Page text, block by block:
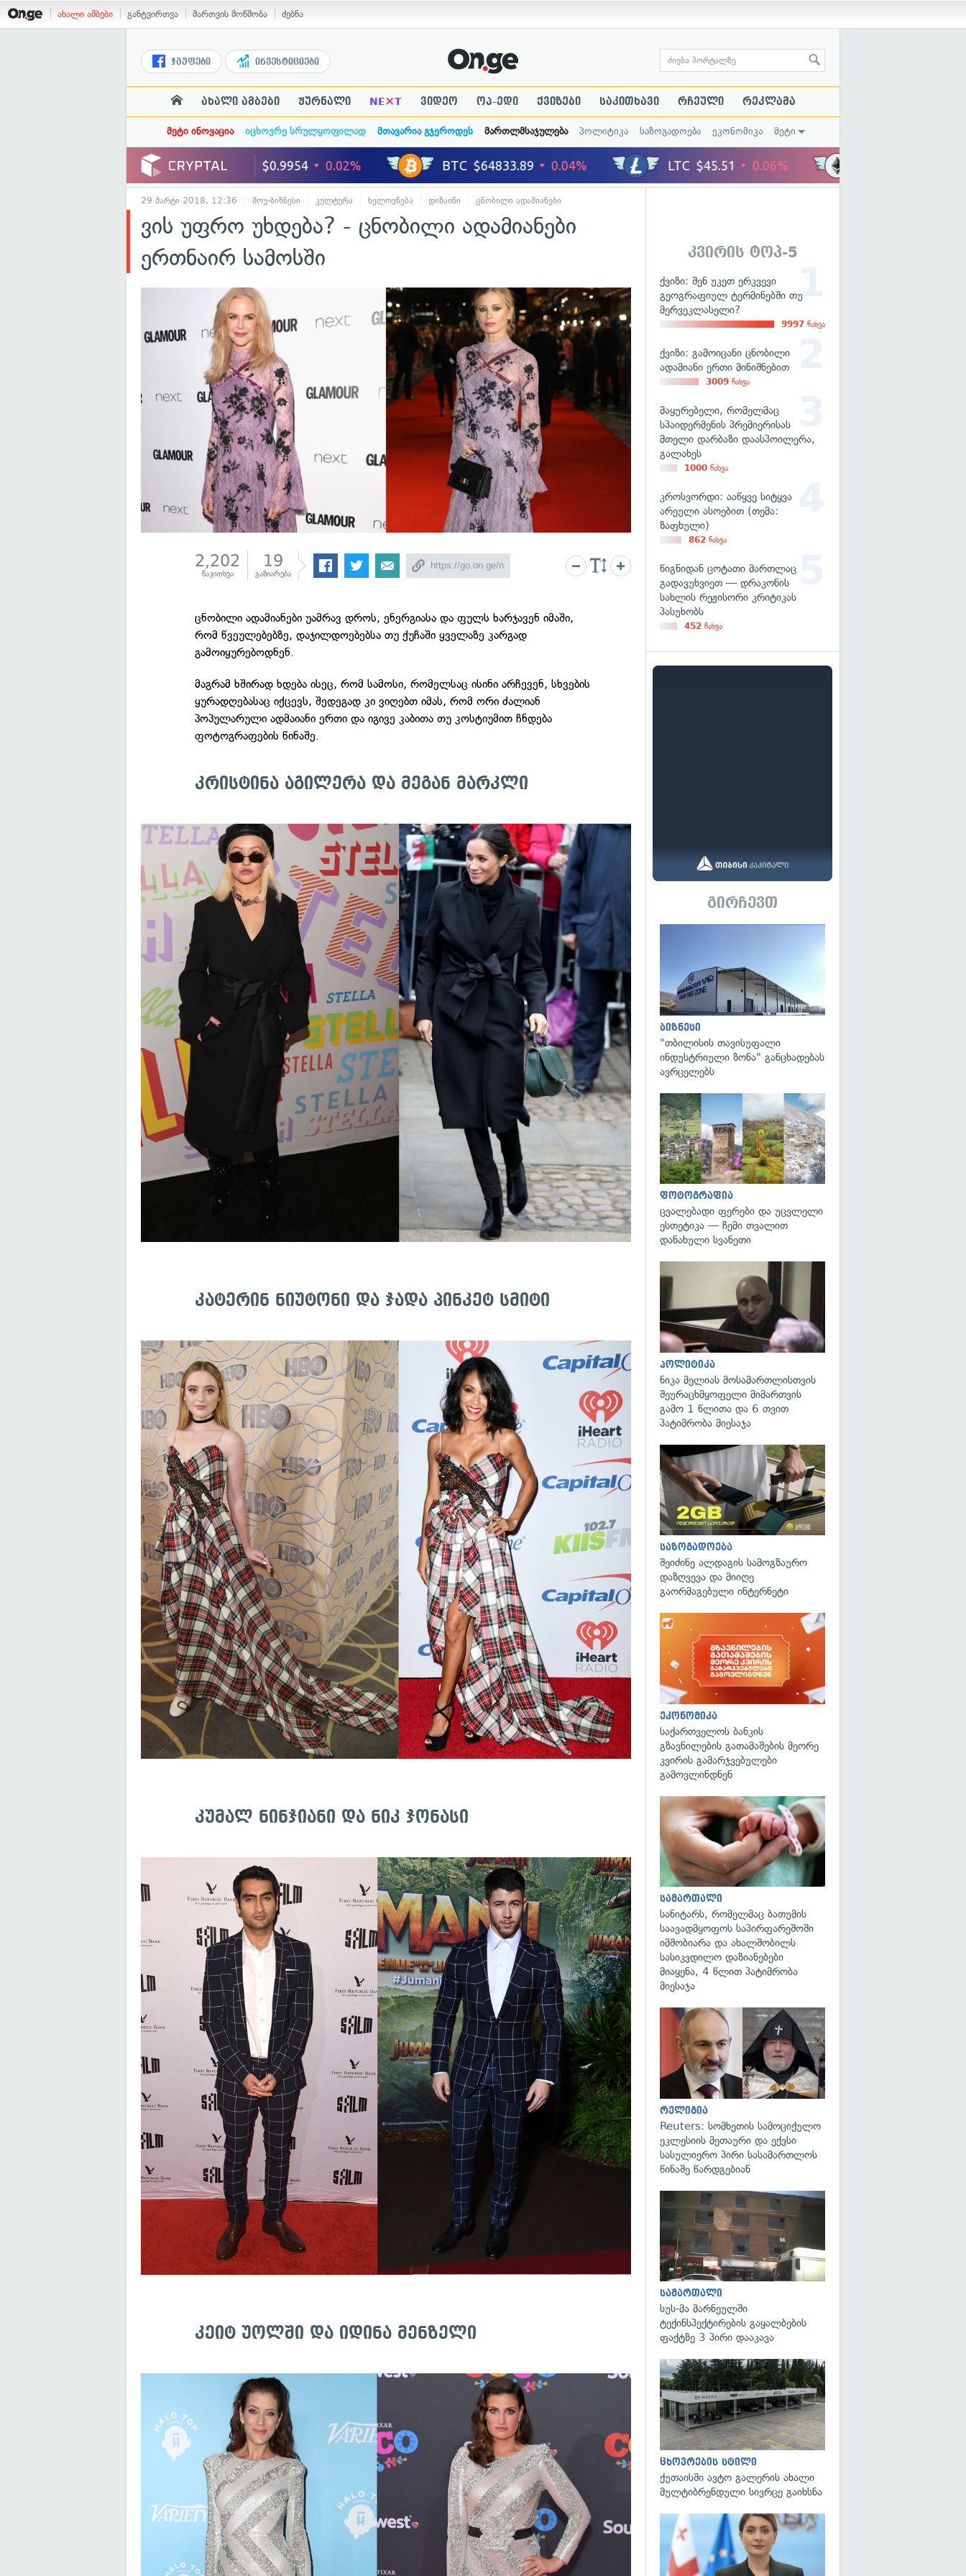
ახალი ამბები განტვირთვა მართვის მოწმობა ძებნა
ჯგუფები ინვესტიციები
ახალი ამბები ჟურნალი NE×T ვიდეო ოპ-ედი ქვიზები საკითხავი რჩეული რეკლამა
მეტი ინოვაცია იცხოვრე სრულყოფილად მთავარია გჯეროდეს მართლმსაჯულება პოლიტიკა საზოგადოება ეკონომიკა მეტი
29 მარტი 2018, 12:36 შოუ-ბიზნესი კულტურა ხელოვნება დიზაინი ცნობილი ადამიანები
ვის უფრო უხდება? - ცნობილი ადამიანები
ერთნაირ სამოსში
2,202
წაკითხვა
19
გაზიარება
ცნობილი ადამიანები უამრავ დროს, ენერგიასა და ფულს ხარჯავენ იმაში,
რომ წვეულებებზე, დაჯილდოებებსა თუ ქუჩაში ყველაზე კარგად
გამოიყურებოდნენ.
მაგრამ ხშირად ხდება ისეც, რომ სამოსი, რომელსაც ისინი არჩევენ, სხვების
ყურადღებასაც იქცევს, შედეგად კი ვიღებთ იმას, რომ ორი ძალიან
პოპულარული ადმაიანი ერთი და იგივე კაბითა თუ კოსტიუმით ჩნდება
ფოტოგრაფების წინაშე.
კრისტინა აგილერა და მეგან მარკლი
კატერინ ნიუტონი და ჯადა პინკეტ სმიტი
კუმალ ნინჯიანი და ნიკ ჯონასი
კეიტ უოლში და იდინა მენზელი
კვირის ტოპ-5
ქვიზი: შენ უკეთ ერკვევი
გეოგრაფიულ ტერმინებში თუ
მერვეკლასელი?
9997 ნახვა
ქვიზი: გამოიცანი ცნობილი
ადამიანი ერთი მინიშნებით
3009 ნახვა
მაყურებელი, რომელმაც
სპაიდერმენის პრემიერისას
მთელი დარბაზი დაასპოილერა,
გალახეს
1000 ნახვა
კროსვორდი: ააწყვე სიტყვა
არეული ასოებით (თემა:
ზაფხული)
862 ნახვა
წიგნიდან ცოტათი მართლაც
გადავუხვიეთ — დრაკონის
სახლის რეჟისორი კრიტიკას
პასუხობს
452 ნახვა
გირჩევთ
ბიზნესი
"თბილისის თავისუფალი
ინდუსტრიული ზონა" განცხადებას
ავრცელებს
ფოტოგრაფია
ცვალებადი ფერები და უცვლელი
ესთეტიკა — ჩემი თვალით
დანახული სვანეთი
პოლიტიკა
ნიკა მელიას მოსამართლისთვის
შეურაცხმყოფელი მიმართვის
გამო 1 წლითა და 6 თვით
პატიმრობა მიესაჯა
საზოგადოება
შეიძინე ალდაგის სამოგზაურო
დაზღვევა და მიიღე
გაორმაგებული ინტერნეტი
ეკონომიკა
საქართველოს ბანკის
გზავნილების გათამაშების მეორე
კვირის გამარჯვებულები
გამოვლინდნენ
სამართალი
სანიტარს, რომელმაც ბათუმის
საავადმყოფოს საპირფარეშოში
იმშობიარა და ახალშობილს
სასიკვდილო დაზიანებები
მიაყენა, 4 წლით პატიმრობა
მიესაჯა
რელიგია
Reuters: სომხეთის სამოციქულო
ეკლესიის მეთაური და ექვსი
სასულიერო პირი სასამართლოს
წინაშე წარდგებიან
სამართალი
სუს-მა მარნეულში
ტექინსპექტირების გაყალბების
ფაქტზე 3 პირი დააკავა
ცხოვრების სტილი
ქუთაისში ავტო გალერის ახალი
მულტიბრენდული სივრცე გაიხსნა